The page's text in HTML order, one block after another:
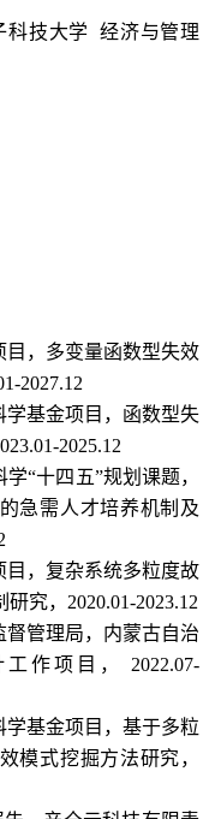
科技大学
经济与管理
目，多变量函数型失效
2027.12
学基金项目，函数型失
2025.12
“十四五”规划课题，
急需人才培养机制及
目，复杂系统多粒度故
究， 2020.01-2023.12
管理局，内蒙古自治
作项目，
2022.07-
基金项目，基于多粒
模式挖掘方法研究，